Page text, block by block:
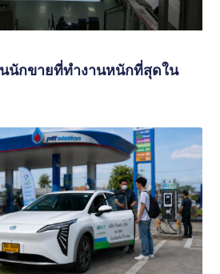
นนักขายที่ทำงานหนักที่สุดใน